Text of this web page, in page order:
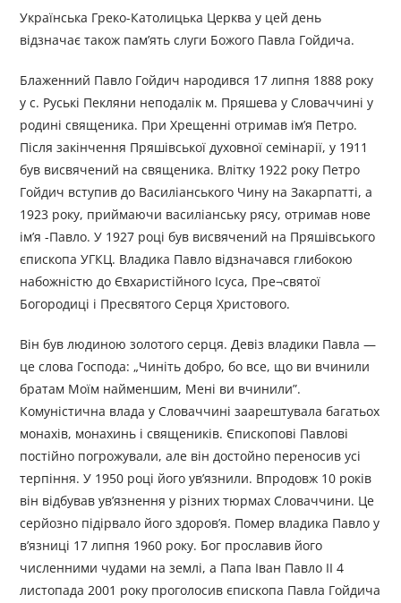
Українська Греко-Католицька Церква у цей день
відзначає також пам’ять слуги Божого Павла Гойдича.
Блаженний Павло Гойдич народився 17 липня 1888 року
у с. Руські Пекляни неподалік м. Пряшева у Словаччині у
родині священика. При Хрещенні отримав ім’я Петро.
Після закінчення Пряшівської духовної семінарії, у 1911
був висвячений на священика. Влітку 1922 року Петро
Гойдич вступив до Василіанського Чину на Закарпатті, а
1923 року, приймаючи василіанську рясу, отримав нове
ім’я -Павло. У 1927 році був висвячений на Пряшівського
єпископа УГКЦ. Владика Павло відзначався глибокою
набожністю до Євхаристійного Ісуса, Пре¬святої
Богородиці і Пресвятого Серця Христового.
Він був людиною золотого серця. Девіз владики Павла —
це слова Господа: „Чиніть добро, бо все, що ви вчинили
братам Моїм найменшим, Мені ви вчинили”.
Комуністична влада у Словаччині заарештувала багатьох
монахів, монахинь і священиків. Єпископові Павлові
постійно погрожували, але він достойно переносив усі
терпіння. У 1950 році його ув’язнили. Впродовж 10 років
він відбував ув’язнення у різних тюрмах Словаччини. Це
серйозно підірвало його здоров’я. Помер владика Павло у
в’язниці 17 липня 1960 року. Бог прославив його
численними чудами на землі, а Папа Іван Павло II 4
листопада 2001 року проголосив єпископа Павла Гойдича